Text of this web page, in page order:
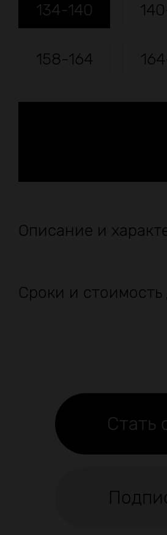
134-140
158-164
Описание и
Сроки и стоимость
Стать